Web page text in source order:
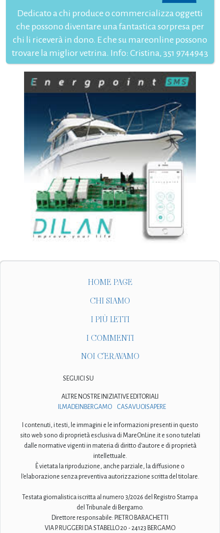
Dedicato a chi produce o commercializza oggetti
che possono diventare una fantastica sorpresa per
chi li riceverà in dono. E che su mareonline possono
trovare la miglior vetrina. Info: Cristina, 351 9744943
HOME PAGE
CHI SIAMO
I PIÙ LETTI
I COMMENTI
NOI C'ERAVAMO
SEGUICI SU
ALTRE NOSTRE INIZIATIVE EDITORIALI
ILMADEINBERGAMO
CASAVUOISAPERE
I contenuti, i testi, le immagini e le informazioni presenti in questo
sito web sono di proprietà esclusiva di MareOnLine.it e sono tutelati
dalle normative vigenti in materia di diritto d'autore e di proprietà
intellettuale.
È vietata la riproduzione, anche parziale, la diffusione o
l'elaborazione senza preventiva autorizzazione scritta del titolare.
Testata giornalistica iscritta al numero 3/2026 del Registro Stampa
del Tribunale di Bergamo.
Direttore responsabile: PIETRO BARACHETTI
VIA P. RUGGERI DA STABELLO 20 - 24123 BERGAMO